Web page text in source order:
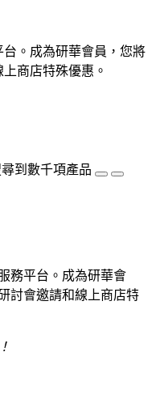
台。成為研華會員，您將
商店特殊優惠。
到數千項產品
務平台。成為研華會
討會邀請和線上商店特